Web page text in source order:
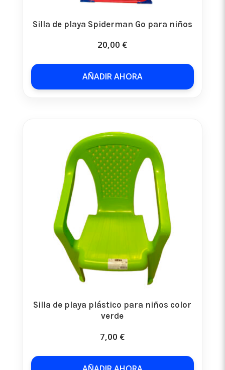
Silla de playa Spiderman Go para niños
20,00 €
AÑADIR AHORA
Silla de playa plástico para niños color
verde
7,00 €